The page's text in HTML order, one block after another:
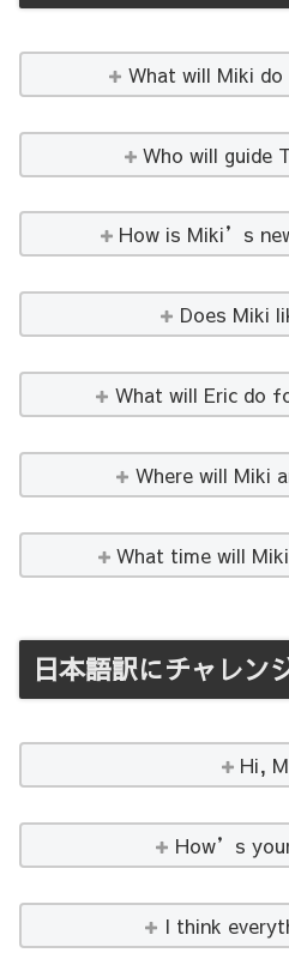
What will Miki
Who will guide
How is Miki’s
Does Miki
What will Eric do
Where will Miki
What time will
日本語訳にチャレン
Hi,
How’s
I think